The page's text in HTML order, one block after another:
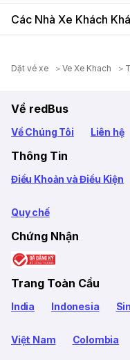
Các Nhà Xe Khách
Dặt vé xe Ve Xe Khach
Về redBus
Về Chúng Tôi Liên hệ
Thông Tin
Điều Khoản và Điều Kiện
Quy chế
Chứng Nhận
Trang Toàn Cầu
India Indonesia
Việt Nam Colombia